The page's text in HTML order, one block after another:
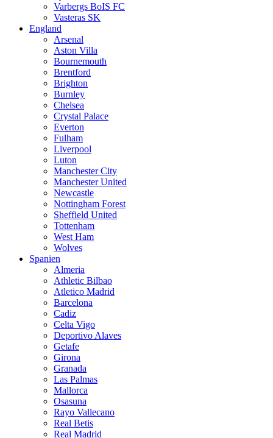
Varbergs BoIS FC
Vasteras SK
England
Arsenal
Aston Villa
Bournemouth
Brentford
Brighton
Burnley
Chelsea
Crystal Palace
Everton
Fulham
Liverpool
Luton
Manchester City
Manchester United
Newcastle
Nottingham Forest
Sheffield United
Tottenham
West Ham
Wolves
Spanien
Almeria
Athletic Bilbao
Atletico Madrid
Barcelona
Cadiz
Celta Vigo
Deportivo Alaves
Getafe
Girona
Granada
Las Palmas
Mallorca
Osasuna
Rayo Vallecano
Real Betis
Real Madrid